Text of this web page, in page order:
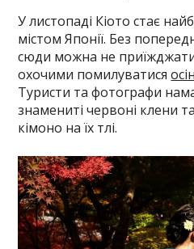
У листопаді Кіото стає
містом Японії. Без
сюди можна не приїжджати.
охочими помилуватися
Туристи та фотографи
знамениті червоні клени
кімоно на їх тлі.